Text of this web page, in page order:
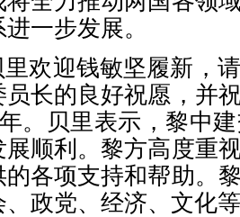
一步发展。
迎钱敏坚履新，请
员长的良好祝愿，并
。贝里表示，黎中
展顺利。黎方高度重
的各项支持和帮助。
、政党、经济、文化